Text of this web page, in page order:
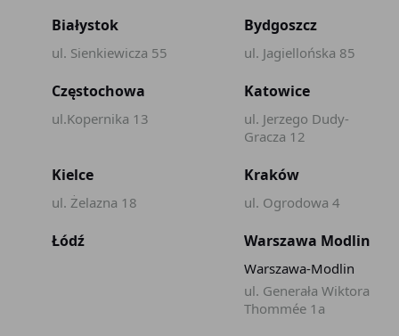
Białystok
ul. Sienkiewicza 55
Bydgoszcz
ul. Jagiellońska 85
Częstochowa
ul.Kopernika 13
Katowice
ul. Jerzego Dudy-
Gracza 12
Kielce
ul. Żelazna 18
Kraków
ul. Ogrodowa 4
Łódź Warszawa Modlin
Warszawa-Modlin
ul. Generała Wiktora
Thommée 1a